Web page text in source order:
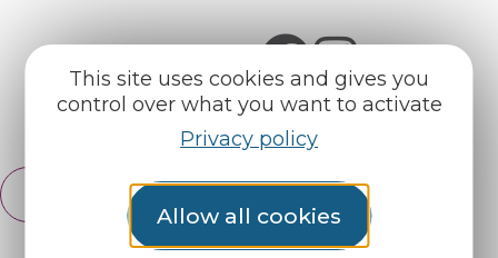
This site uses cookies and gives you
control over what you want to activate
Privacy policy
Allow all cookies
Espace pro
English
Français